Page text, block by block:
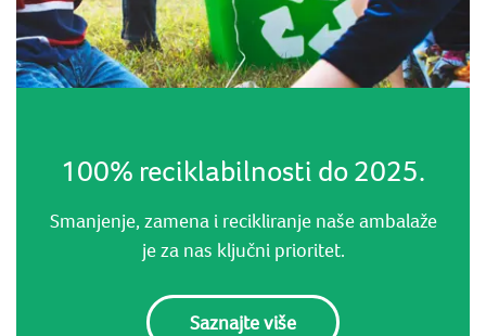
100% reciklabilnosti do 2025.
Smanjenje, zamena i recikliranje naše ambalaže
je za nas ključni prioritet.
Saznajte više